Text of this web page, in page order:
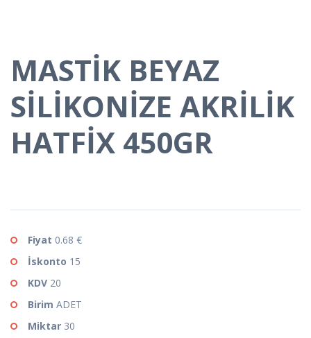
MASTİK BEYAZ
SİLİKONİZE AKRİLİK
HATFİX 450GR
Fiyat 0.68 €
İskonto 15
KDV 20
Birim ADET
Miktar 30